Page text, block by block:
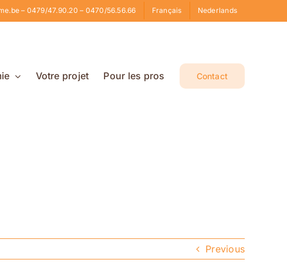
– 0479/47.90.20 – 0470/56.56.66 Français Nederlands
Votre projet Pour les pros Contact
Previous